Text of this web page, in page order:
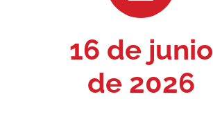
16 de junio
de 2026